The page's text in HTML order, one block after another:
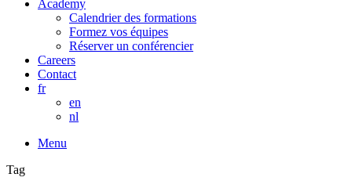
Academy
Calendrier des formations
Formez vos équipes
Réserver un conférencier
Careers
Contact
fr
en
nl
Menu
Tag